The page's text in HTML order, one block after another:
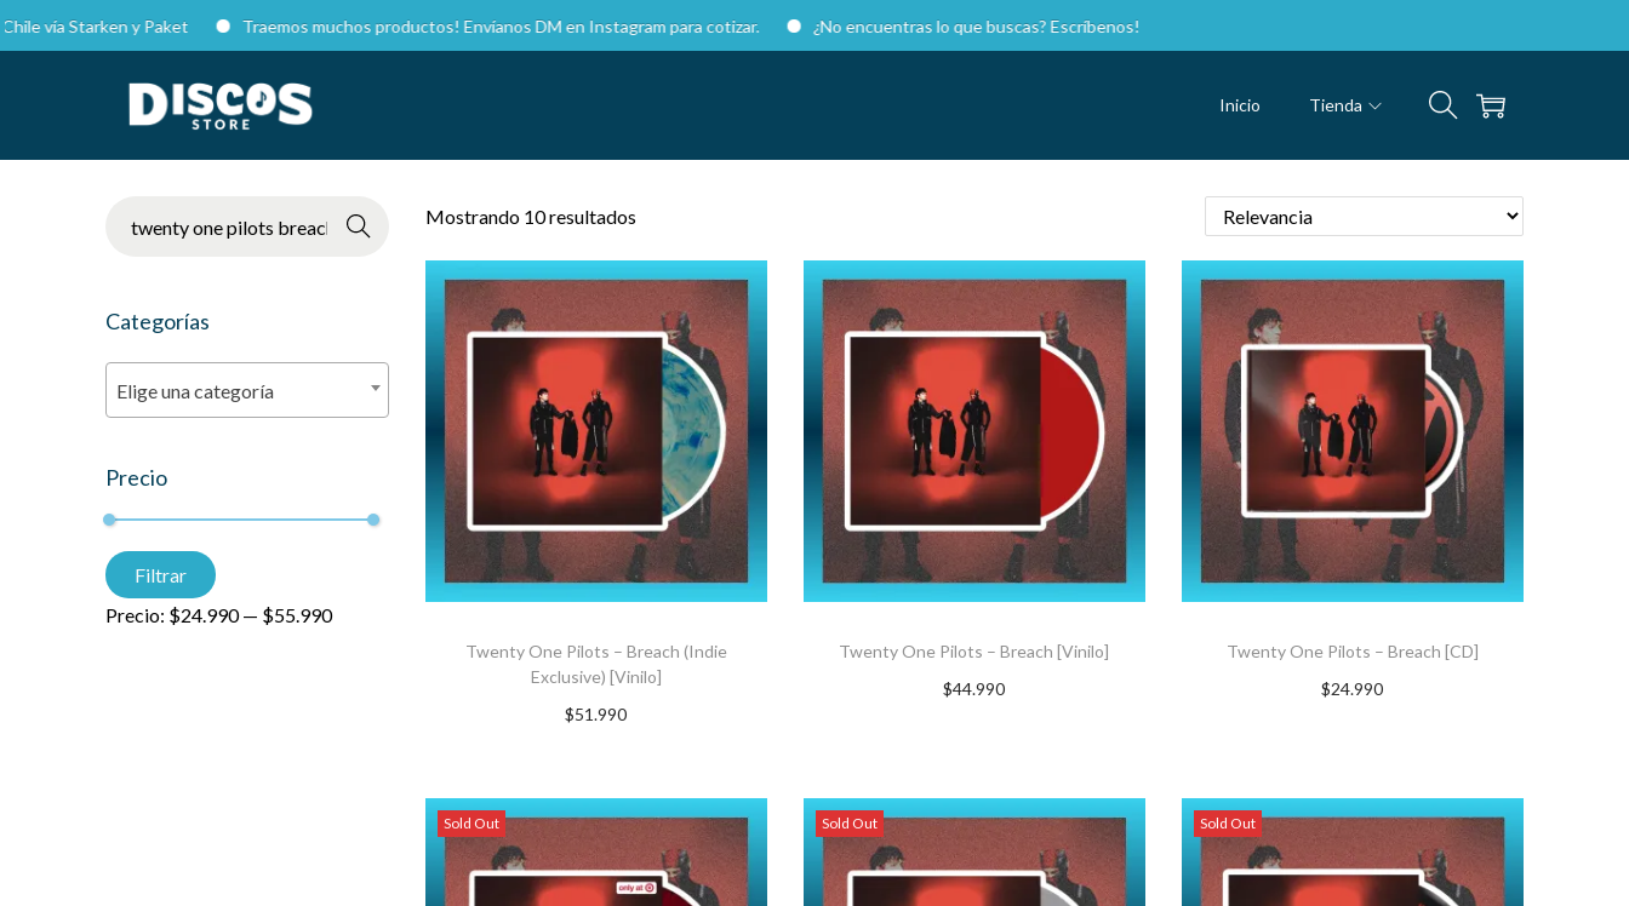
y Paket Traemos muchos productos! Envíanos DM en Instagram para cotizar. ¿No encuentras lo que buscas? Escríbenos!
Inicio Tienda
Mostrando 10 resultados
Twenty One Pilots – Breach (Indie
Exclusive) [Vinilo]
$51.990
Twenty One Pilots – Breach [Vinilo]
$44.990
Twenty One Pilots – Breach [CD]
$24.990
Sold Out Sold Out Sold Out
Buscar
Categorías
Elige una categoría
Precio
Filtrar
Precio: $24.990— $55.990